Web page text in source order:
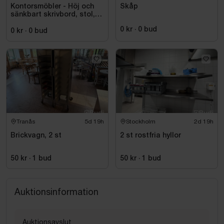
Kontorsmöbler - Höj och
sänkbart skrivbord, stol,
0 kr · 0 bud
Skåp
0 kr · 0 bud
Tranås 5d 19h
Brickvagn, 2 st
50 kr · 1 bud
Stockholm 2d 19h
2 st rostfria hyllor
50 kr · 1 bud
Auktionsinformation
Auktionsavslut